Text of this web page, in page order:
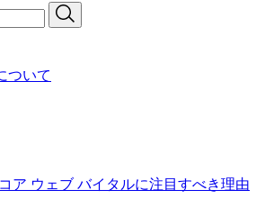
ついて
ア ウェブ バイタルに注目すべき理由